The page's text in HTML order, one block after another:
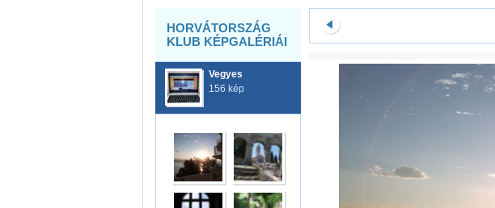
HORVÁTORSZÁG
KLUB KÉPGALÉRIÁI
Vegyes
156 kép